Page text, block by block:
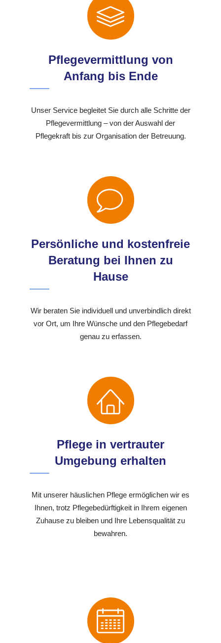
Pflegevermittlung von
Anfang bis Ende
Unser Service begleitet Sie durch alle Schritte der
Pflegevermittlung – von der Auswahl der
Pflegekraft bis zur Organisation der Betreuung.
Persönliche und kostenfreie
Beratung bei Ihnen zu
Hause
Wir beraten Sie individuell und unverbindlich direkt
vor Ort, um Ihre Wünsche und den Pflegebedarf
genau zu erfassen.
Pflege in vertrauter
Umgebung erhalten
Mit unserer häuslichen Pflege ermöglichen wir es
Ihnen, trotz Pflegebedürftigkeit in Ihrem eigenen
Zuhause zu bleiben und Ihre Lebensqualität zu
bewahren.